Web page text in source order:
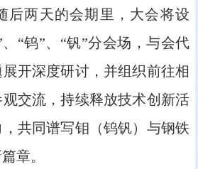
后两天的会期里，大会将设
“钨”、“钒”分会场，与会代
开深度研讨，并组织前往相
交流，持续释放技术创新活
共同谱写钼（钨钒）与钢铁
章。